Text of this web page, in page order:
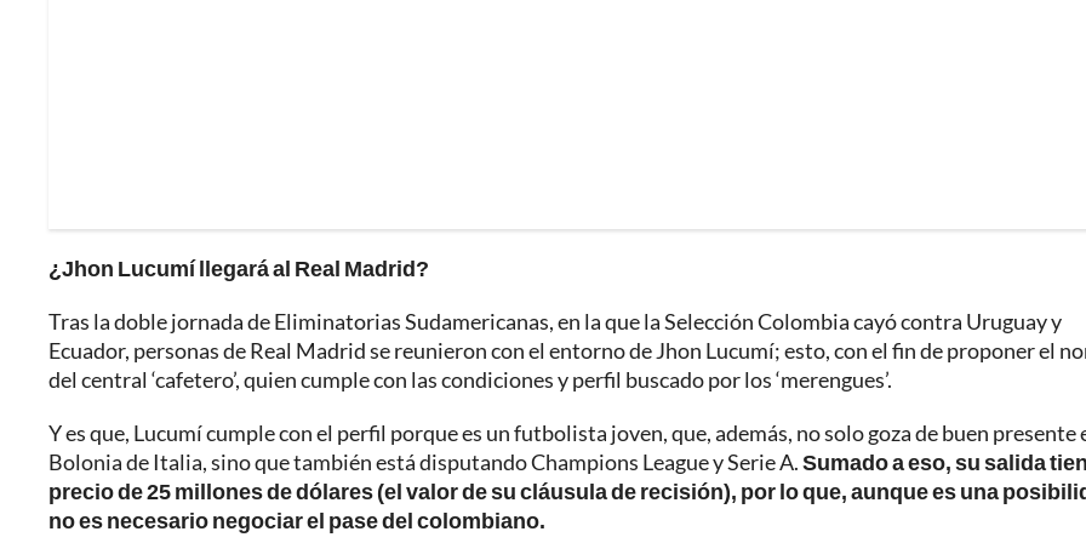
¿Jhon Lucumí llegará al Real Madrid?
Tras la doble jornada de Eliminatorias Sudamericanas, en la que la Selección Colombia cayó contra Uruguay y
Ecuador, personas de Real Madrid se reunieron con el entorno de Jhon Lucumí; esto, con el fin de proponer el
del central ‘cafetero’, quien cumple con las condiciones y perfil buscado por los ‘merengues’.
Y es que, Lucumí cumple con el perfil porque es un futbolista joven, que, además, no solo goza de buen presente
Bolonia de Italia, sino que también está disputando Champions League y Serie A.Sumado a eso, su salida
precio de 25 millones de dólares (el valor de su cláusula de recisión), por lo que, aunque es una
no es necesario negociar el pase del colombiano.